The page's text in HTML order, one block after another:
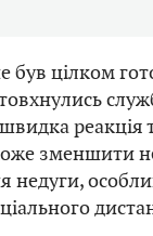
був цілком
реакція
зменшити